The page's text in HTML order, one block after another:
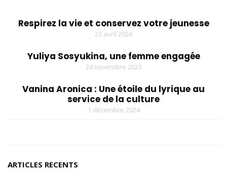
Respirez la vie et conservez votre jeunesse
22 avril 2024
Yuliya Sosyukina, une femme engagée
24 novembre 2023
Vanina Aronica : Une étoile du lyrique au
service de la culture
1 décembre 2024
ARTICLES RECENTS